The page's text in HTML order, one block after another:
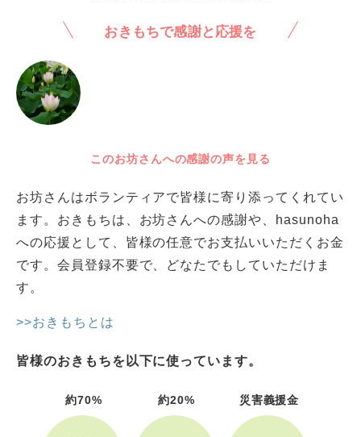
おきもちで感謝と応援を
このお坊さんへの感謝の声を見る
お坊さんはボランティアで皆様に寄り添ってくれてい
ます。おきもちは、お坊さんへの感謝や、hasunoha
への応援として、皆様の任意でお支払いいただくお金
です。会員登録不要で、どなたでもしていただけま
す。
>>おきもちとは
皆様のおきもちを以下に使っています。
約70% 約20% 災害義援金